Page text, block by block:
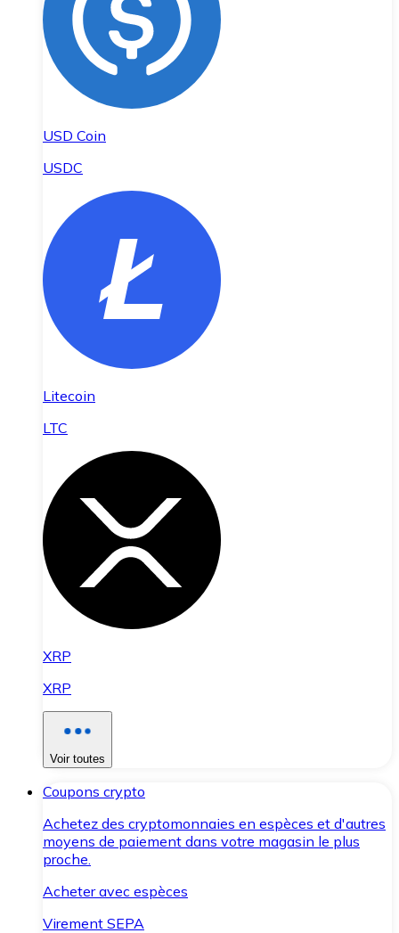
USD Coin
USDC
Litecoin
LTC
XRP
XRP
Voir toutes
Coupons crypto
Achetez des cryptomonnaies en espèces et d'autres
moyens de paiement dans votre magasin le plus
proche.
Acheter avec espèces
Virement SEPA